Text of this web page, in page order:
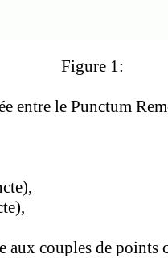
Figure 1:
entre le Punctum
couples de points